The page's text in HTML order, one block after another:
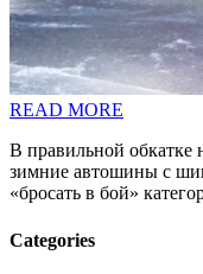
READ MORE
В правильной
зимние автошины с
«бросать в бой»
Categories